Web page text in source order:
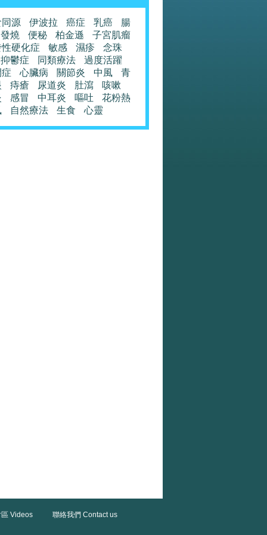
源 伊波拉 癌症 乳癌
腸
發燒
便秘 柏金遜
子宮肌瘤
硬化症
敏感 濕疹
念珠
抑鬱症
同類療法
過度活躍
心臟病 關節炎 中風
青
痔瘡 尿道炎 肚瀉
咳嗽
感冒 中耳炎 嘔吐
花粉熱
自然療法 生食 心靈
Videos 聯絡我們 Contact us